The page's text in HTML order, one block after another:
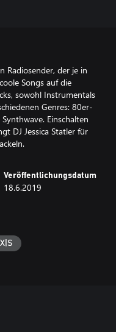
Radiosender, der je in
Songs auf die
sowohl Instrumentals
Genres: 80er-
Einschalten
DJ Jessica Statler für
Veröffentlichungsdatum
18.6.2019